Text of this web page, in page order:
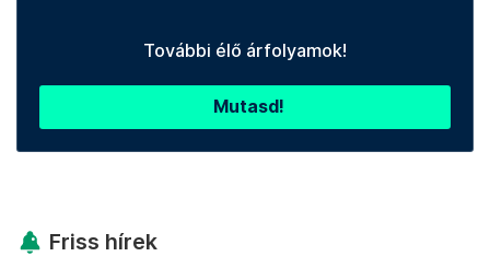
További élő árfolyamok!
Mutasd!
Friss hírek